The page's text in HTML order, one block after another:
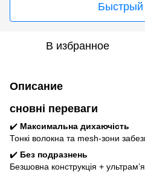
Быстрый
В избранное
Описание
сновні переваги
✔️ Максимальна дихаючість
Тонкі волокна та mesh-зони
✔️ Без подразнень
Безшовна конструкція +